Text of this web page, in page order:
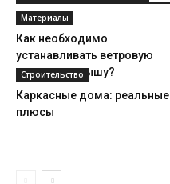
Материалы
Как необходимо
устанавливать ветровую
планку на крышу?
Строительство
Каркасные дома: реальные
плюсы